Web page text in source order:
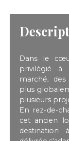
Dans le
privilégié à
marché,
plus
plusieurs
En rez-de-
cet ancien
destination